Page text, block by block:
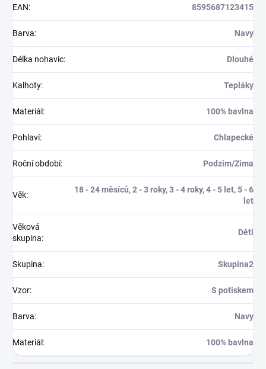
EAN: 8595687123415
Barva: Navy
Délka nohavic: Dlouhé
Kalhoty: Tepláky
Materiál : 100% bavlna
Pohlaví: Chlapecké
Roční období: Podzim/Zima
Věk:
18 - 24 měsíců, 2 - 3 roky, 3 - 4 roky, 4 - 5 let, 5 - 6
let
Věková
skupina:
Děti
Skupina: Skupina2
Vzor: S potiskem
Barva: Navy
Materiál : 100% bavlna